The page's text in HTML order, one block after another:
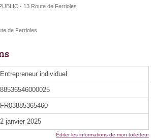
- 13 Route de Ferrioles
de Ferrioles
Entrepreneur individuel
88536546000025
FR03885365460
2 janvier 2025
Éditer les informations de mon toiletteur